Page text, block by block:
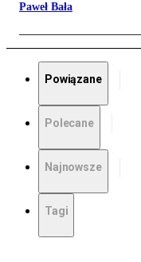
Paweł Bała
Powiązane
Polecane
Najnowsze
Tagi